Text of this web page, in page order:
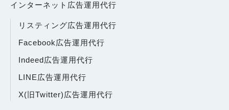
インターネット広告運用代行
リスティング広告運用代行
Facebook広告運用代行
Indeed広告運用代行
LINE広告運用代行
X(旧Twitter)広告運用代行